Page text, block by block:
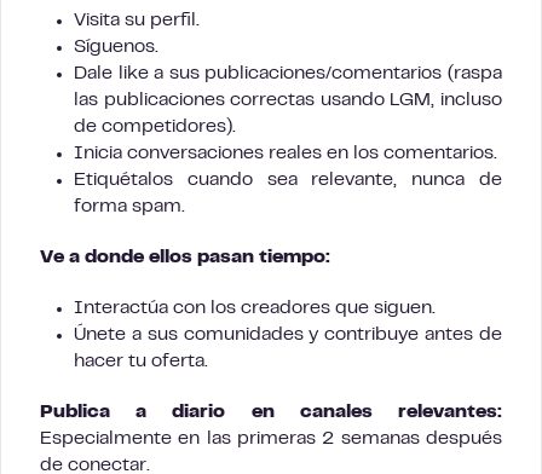
Visita su perfil.
Síguenos.
Dale like a sus publicaciones/comentarios (raspa
las publicaciones correctas usando LGM, incluso
de competidores).
Inicia conversaciones reales en los comentarios.
Etiquétalos cuando sea relevante, nunca de
forma spam.
Ve a donde ellos pasan tiempo:
Interactúa con los creadores que siguen.
Únete a sus comunidades y contribuye antes de
hacer tu oferta.
Publica a diario en canales relevantes:
Especialmente en las primeras 2 semanas después
de conectar.